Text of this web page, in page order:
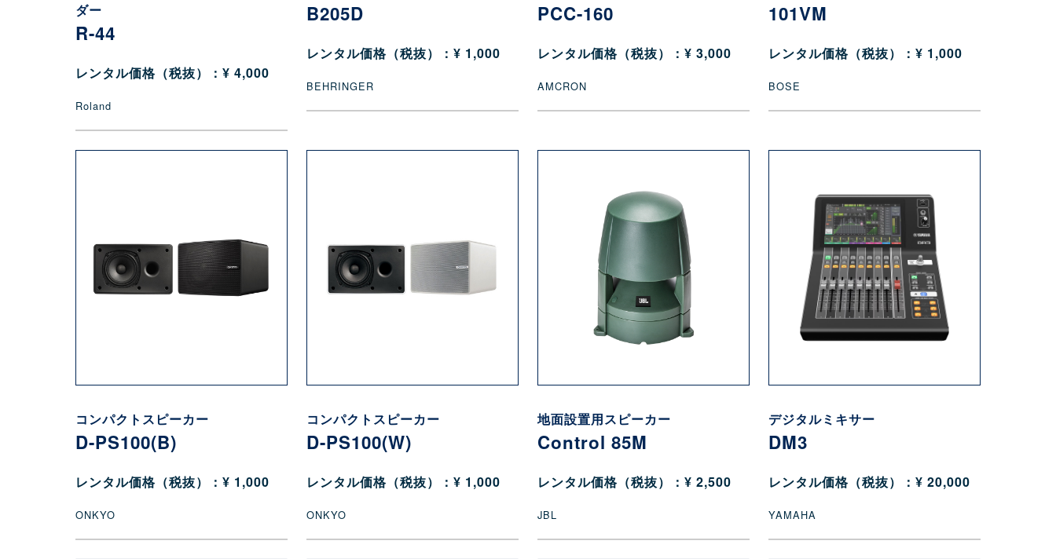
ダー
R-44
レンタル価格（税抜）：¥ 4,000
Roland
B205D
レンタル価格（税抜）：¥ 1,000
BEHRINGER
PCC-160
レンタル価格（税抜）：¥ 3,000
AMCRON
101VM
レンタル価格（税抜）：¥ 1,000
BOSE
コンパクトスピーカー
D-PS100(B)
レンタル価格（税抜）：¥ 1,000
ONKYO
コンパクトスピーカー
D-PS100(W)
レンタル価格（税抜）：¥ 1,000
ONKYO
地面設置用スピーカー
Control 85M
レンタル価格（税抜）：¥ 2,500
JBL
デジタルミキサー
DM3
レンタル価格（税抜）：¥ 20,000
YAMAHA